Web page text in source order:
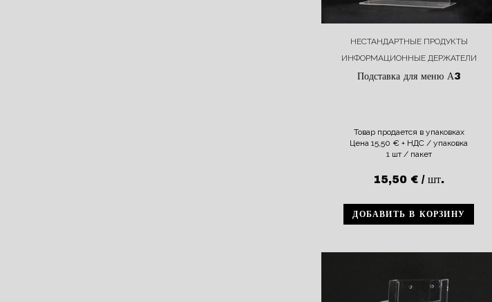
НЕСТАНДАРТНЫЕ ПРОДУКТЫ
ИНФОРМАЦИОННЫЕ ДЕРЖАТЕЛИ
Подставка для меню А3
Товар продается в упаковках
Цена15,50 € + НДС / упаковка
1 шт / пакет
15,50 € / шт.
ДОБАВИТЬ В КОРЗИНУ